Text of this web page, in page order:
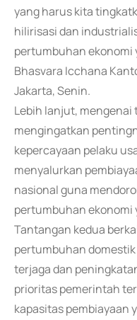
yang harus kita
hilirisasi dan
pertumbuhan ekonomi
Bhasvara Icchana
Jakarta, Senin.
Lebih lanjut,
mengingatkan
kepercayaan pelaku
menyalurkan
nasional guna
pertumbuhan ekonomi
Tantangan kedua
pertumbuhan
terjaga dan
prioritas pemerintah
kapasitas pembiayaan